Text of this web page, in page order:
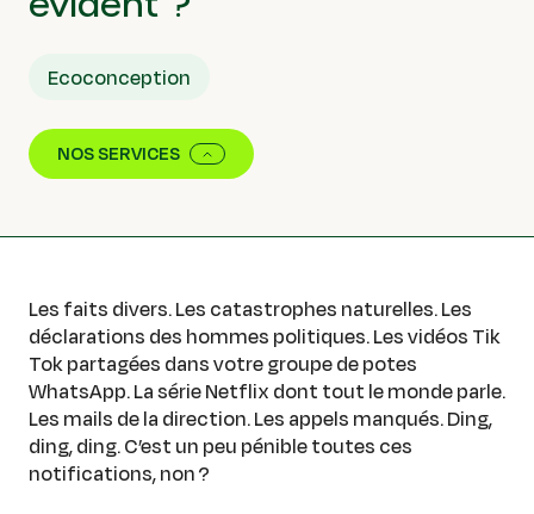
Ecoconception
NOS SERVICES
Les faits divers. Les catastrophes naturelles. Les
déclarations des hommes politiques. Les vidéos Tik
Tok partagées dans votre groupe de potes
WhatsApp. La série Netflix dont tout le monde parle.
Les mails de la direction. Les appels manqués. Ding,
ding, ding. C’est un peu pénible toutes ces
notifications, non ?